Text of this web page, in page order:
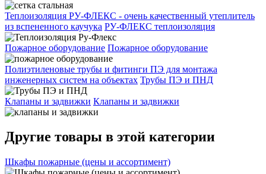
Теплоизоляция РУ-ФЛЕКС - очень качественный утеплитель
из вспененного каучука РУ-ФЛЕКС теплоизоляция
Пожарное оборудование Пожарное оборудование
Полиэтиленовые трубы и фитинги ПЭ для монтажа
инженерных систем на объектах Трубы ПЭ и ПНД
Клапаны и задвижки Клапаны и задвижки
Другие товары в этой категории
Шкафы пожарные (цены и ассортимент)